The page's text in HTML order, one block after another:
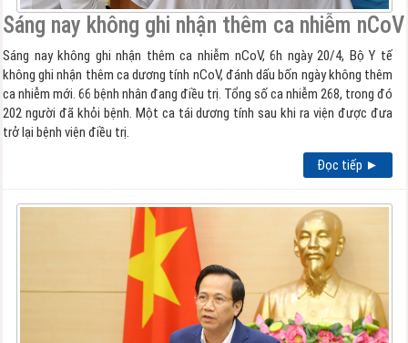
Sáng nay không ghi nhận thêm ca nhiễm nCoV
Sáng nay không ghi nhận thêm ca nhiễm nCoV, 6h ngày 20/4, Bộ Y tế
không ghi nhận thêm ca dương tính nCoV, đánh dấu bốn ngày không thêm
ca nhiễm mới. 66 bệnh nhân đang điều trị. Tổng số ca nhiễm 268, trong đó
202 người đã khỏi bệnh. Một ca tái dương tính sau khi ra viện được đưa
trở lại bệnh viện điều trị.
Đọc tiếp ►